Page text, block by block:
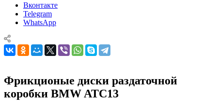
Вконтакте
Telegram
WhatsApp
Фрикционые диски раздаточной
коробки BMW ATC13